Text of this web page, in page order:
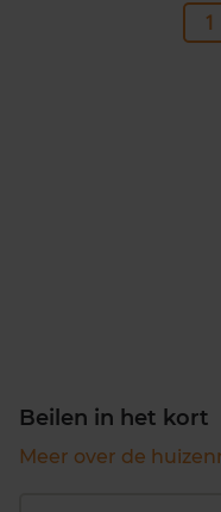
1
Beilen in het kort
Meer over de